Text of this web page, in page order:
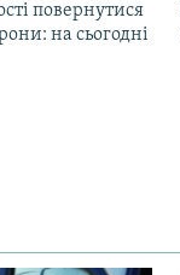
повернутися
на сьогодні